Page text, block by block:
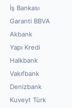
İş Bankası
Garanti BBVA
Akbank
Yapı Kredi
Halkbank
Vakıfbank
Denizbank
Kuveyt Türk